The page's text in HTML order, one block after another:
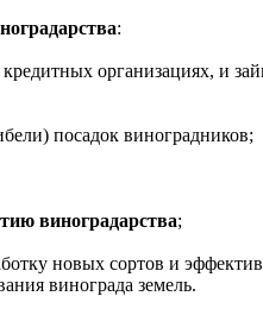
:
организациях, и
посадок виноградников;
виноградарства;
новых сортов и
винограда земель.